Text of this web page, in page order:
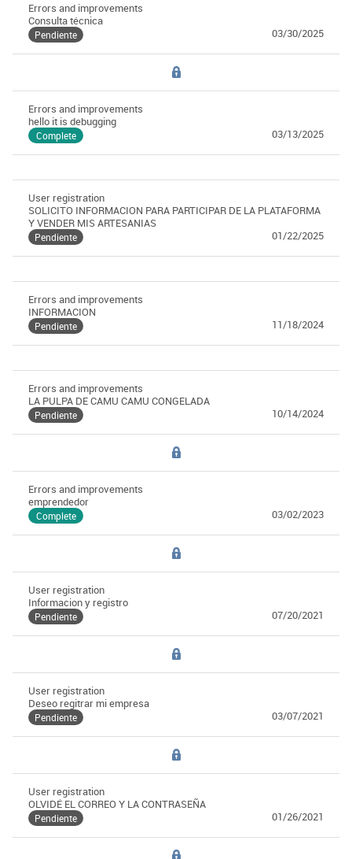
Errors and improvements
Consulta técnica
Pendiente 03/30/2025
Errors and improvements
hello it is debugging
Complete 03/13/2025
User registration
SOLICITO INFORMACION PARA PARTICIPAR DE LA PLATAFORMA
Y VENDER MIS ARTESANIAS
Pendiente 01/22/2025
Errors and improvements
INFORMACION
Pendiente 11/18/2024
Errors and improvements
LA PULPA DE CAMU CAMU CONGELADA
Pendiente 10/14/2024
Errors and improvements
emprendedor
Complete 03/02/2023
User registration
Informacion y registro
Pendiente 07/20/2021
User registration
Deseo regitrar mi empresa
Pendiente 03/07/2021
User registration
OLVIDÉ EL CORREO Y LA CONTRASEÑA
Pendiente 01/26/2021